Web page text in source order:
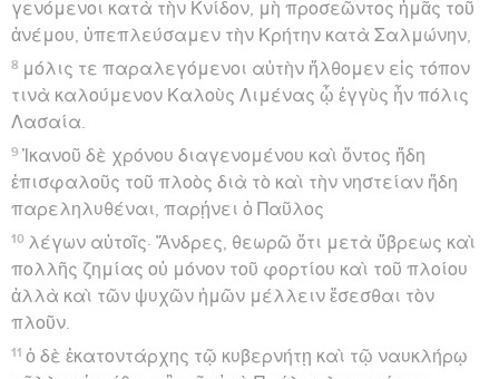
38 κορεσθέντες δὲ τροφῆς ἐκούφιζον τὸ πλοῖον
ἐκβαλλόμενοι τὸν σῖτον εἰς τὴν θάλασσαν.
Le naufrage
κόλπον δέ τινα κατενόουν ἔχοντα αἰγιαλὸν εἰς ὃν
ἐβουλεύοντο εἰ δύναιντο ἐξῶσαι τὸ πλοῖον.
θάλασσαν, ἅμα ἀνέντες τὰς ζευκτηρίας τῶν
πηδαλίων, καὶ ἐπάραντες τὸν ἀρτέμωνα τῇ πνεούσῃ
κατεῖχον εἰς τὸν αἰγιαλόν.
τὴν ναῦν, καὶ ἡ μὲν πρῷρα ἐρείσασα ἔμεινεν